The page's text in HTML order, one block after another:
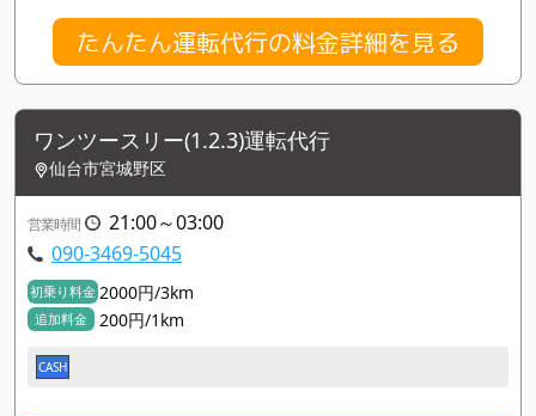
たんたん運転代行の料金詳細を見る
ワンツースリー(1.2.3)運転代行
仙台市宮城野区
営業時間
21:00～03:00
090-3469-5045
初乗り料金 2000円/3km
追加料金 200円/1km
CASH